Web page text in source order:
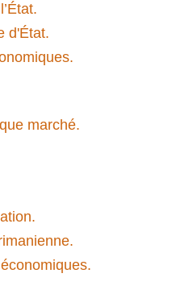
d'État.
marché.